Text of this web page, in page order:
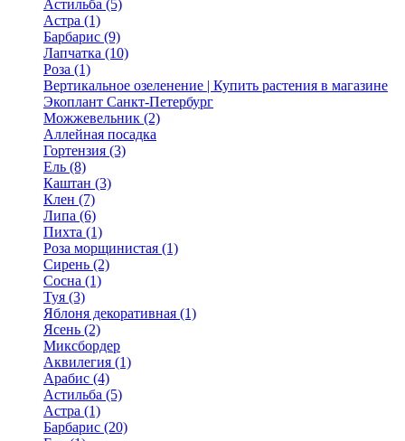
Астильба (5)
Астра (1)
Барбарис (9)
Лапчатка (10)
Роза (1)
Вертикальное озеленение | Купить растения в магазине
Экоплант Санкт-Петербург
Можжевельник (2)
Аллейная посадка
Гортензия (3)
Ель (8)
Каштан (3)
Клен (7)
Липа (6)
Пихта (1)
Роза морщинистая (1)
Сирень (2)
Сосна (1)
Туя (3)
Яблоня декоративная (1)
Ясень (2)
Миксбордер
Аквилегия (1)
Арабис (4)
Астильба (5)
Астра (1)
Барбарис (20)